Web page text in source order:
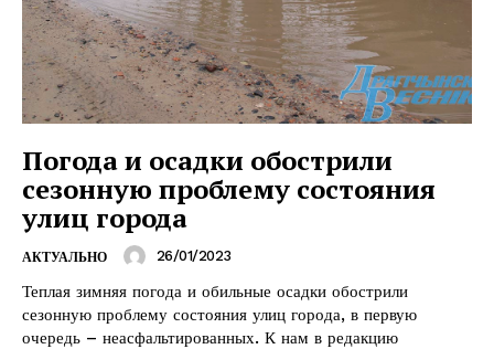
Погода и осадки обострили
сезонную проблему состояния
улиц города
АКТУАЛЬНО 26/01/2023
Теплая зимняя погода и обильные осадки обострили
сезонную проблему состояния улиц города, в первую
очередь – неасфальтированных. К нам в редакцию